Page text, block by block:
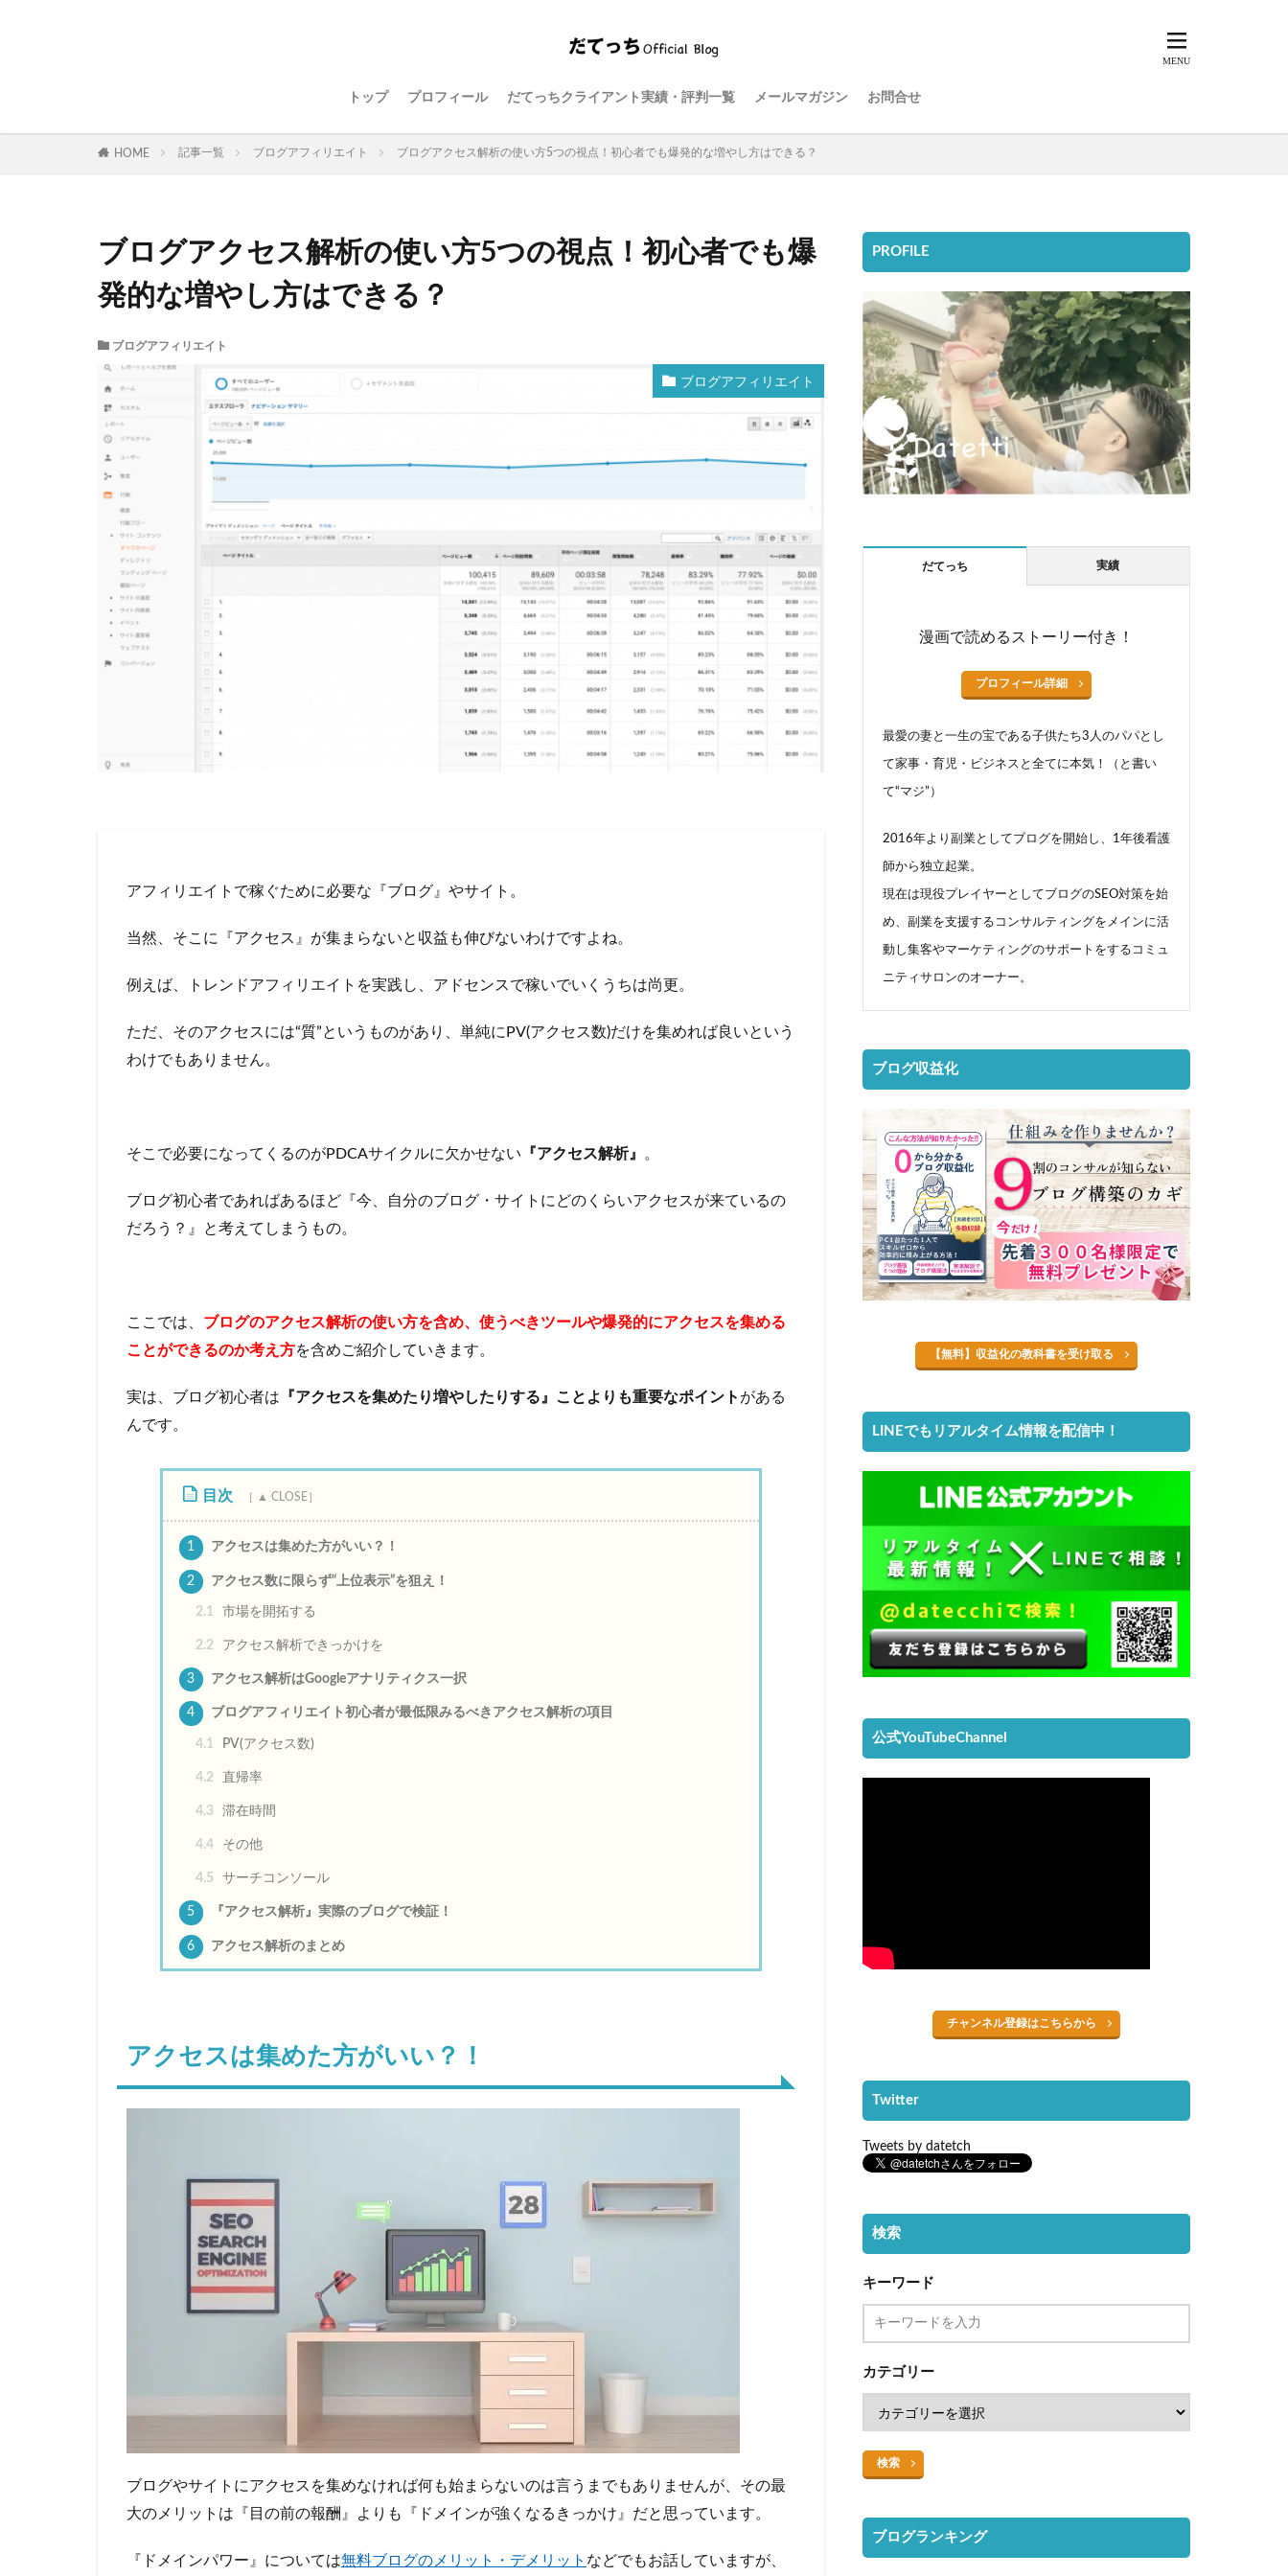
トップ プロフィール だてっちクライアント実績・評判一覧 メールマガジン お問合せ
HOME 記事一覧 ブログアフィリエイト ブログアクセス解析の使い方5つの視点！初心者でも爆発的な増やし方はできる？
ブログアクセス解析の使い方5つの視点！初心者でも爆
発的な増やし方はできる？
ブログアフィリエイト
ブログアフィリエイト
アフィリエイトで稼ぐために必要な『ブログ』やサイト。
当然、そこに『アクセス』が集まらないと収益も伸びないわけですよね。
例えば、トレンドアフィリエイトを実践し、アドセンスで稼いでいくうちは尚更。
ただ、そのアクセスには“質”というものがあり、単純にPV(アクセス数)だけを集めれば良いという
わけでもありません。
そこで必要になってくるのがPDCAサイクルに欠かせない 『アクセス解析』 。
ブログ初心者であればあるほど『今、自分のブログ・サイトにどのくらいアクセスが来ているの
だろう？』と考えてしまうもの。
ここでは、 ブログのアクセス解析の使い方を含め、使うべきツールや爆発的にアクセスを集める
ことができるのか考え方を含めご紹介していきます。
実は、ブログ初心者は 『アクセスを集めたり増やしたりする』ことよりも重要なポイント がある
んです。
目次
1 アクセスは集めた方がいい？！
2 アクセス数に限らず“上位表示”を狙え！
2.1 市場を開拓する
2.2 アクセス解析できっかけを
3 アクセス解析はGoogleアナリティクス一択
4 ブログアフィリエイト初心者が最低限みるべきアクセス解析の項目
4.1 PV(アクセス数)
4.2 直帰率
4.3 滞在時間
4.4 その他
4.5 サーチコンソール
5 『アクセス解析』実際のブログで検証！
6 アクセス解析のまとめ
アクセスは集めた方がいい？！
ブログやサイトにアクセスを集めなければ何も始まらないのは言うまでもありませんが、その最
大のメリットは『目の前の報酬』よりも『ドメインが強くなるきっかけ』だと思っています。
『ドメインパワー』については無料ブログのメリット・デメリット などでもお話していますが、
PROFILE
だてっち 実績
漫画で読めるストーリー付き！
プロフィール詳細
最愛の妻と一生の宝である子供たち3人のパパとし
て家事・育児・ビジネスと全てに本気！（と書い
て“マジ”）
2016年より副業としてブログを開始し、1年後看護
師から独立起業。
現在は現役プレイヤーとしてブログのSEO対策を始
め、副業を支援するコンサルティングをメインに活
動し集客やマーケティングのサポートをするコミュ
ニティサロンのオーナー。
ブログ収益化
【無料】収益化の教科書を受け取る
LINEでもリアルタイム情報を配信中！
公式YouTubeChannel
チャンネル登録はこちらから
Twitter
Tweets by datetch
検索
キーワード
カテゴリー
検索
ブログランキング